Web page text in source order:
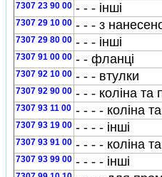
7307 23 90 00 - - - iншi
7307 29 10 00 - - - з
7307 29 80 00 - - - iншi
7307 91 00 00 - - фланцi
7307 92 10 00 - - - втулки
7307 92 90 00 - - - колiна та
7307 93 11 00 - - - - колiна
7307 93 19 00 - - - - iншi
7307 93 91 00 - - - - колiна
7307 93 99 00 - - - - iншi